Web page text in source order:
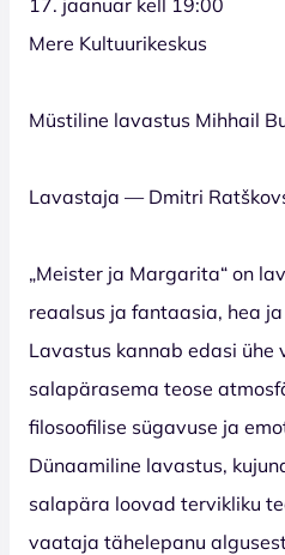
Mere Kultuurikeskus
Müstiline lavastus Mihhail
Lavastaja — Dmitri
„Meister ja Margarita“ on
reaalsus ja fantaasia, hea
Lavastus kannab edasi ühe
salapärasema teose
filosoofilise sügavuse ja
Dünaamiline lavastus,
salapära loovad tervikliku
vaataja tähelepanu